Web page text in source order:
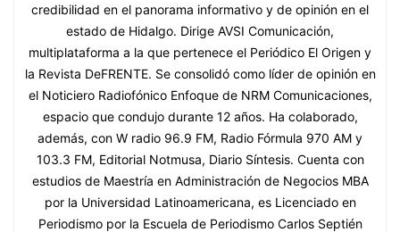
credibilidad en el panorama informativo y de opinión en el
estado de Hidalgo. Dirige AVSI Comunicación,
multiplataforma a la que pertenece el Periódico El Origen y
la Revista DeFRENTE. Se consolidó como líder de opinión en
el Noticiero Radiofónico Enfoque de NRM Comunicaciones,
espacio que condujo durante 12 años. Ha colaborado,
además, con W radio 96.9 FM, Radio Fórmula 970 AM y
103.3 FM, Editorial Notmusa, Diario Síntesis. Cuenta con
estudios de Maestría en Administración de Negocios MBA
por la Universidad Latinoamericana, es Licenciado en
Periodismo por la Escuela de Periodismo Carlos Septién